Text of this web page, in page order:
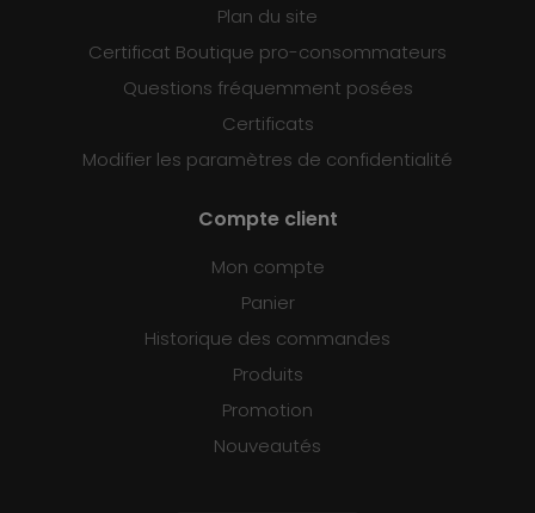
Plan du site
Certificat Boutique pro-consommateurs
Questions fréquemment posées
Certificats
Modifier les paramètres de confidentialité
Compte client
Mon compte
Panier
Historique des commandes
Produits
Promotion
Nouveautés